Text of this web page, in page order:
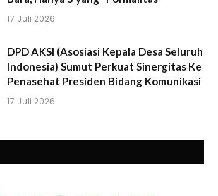
17 Juli 2026
DPD AKSI (Asosiasi Kepala Desa Seluruh
Indonesia) Sumut Perkuat Sinergitas Ke
Penasehat Presiden Bidang Komunikasi
17 Juli 2026